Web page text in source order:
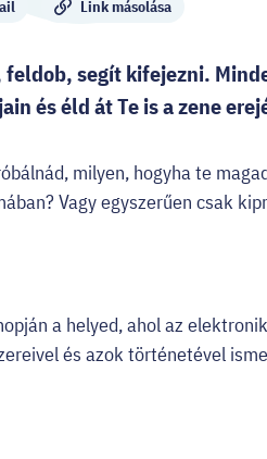
Link másolása
segít kifejezni.
és éld át Te is a zene
milyen, hogyha te
Vagy egyszerűen csak
a helyed, ahol az
és azok történetével